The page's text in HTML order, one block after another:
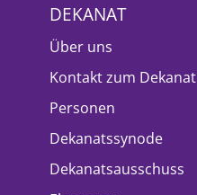
DEKANAT
Über uns
Kontakt zum Dekanat
Personen
Dekanatssynode
Dekanatsausschuss